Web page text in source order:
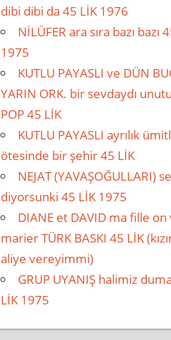
dibi dibi da 45 LİK 1976
NİLÜFER ara sıra bazı bazı
1975
KUTLU PAYASLI ve DÜN
YARIN ORK. bir sevdaydı
POP 45 LİK
KUTLU PAYASLI ayrılık
ötesinde bir şehir 45 LİK
NEJAT (YAVAŞOĞULLARI)
diyorsunki 45 LİK 1975
DIANE et DAVID ma fille on
marier TÜRK BASKI 45 LİK
aliye vereyimmi)
GRUP UYANIŞ halimiz
LİK 1975